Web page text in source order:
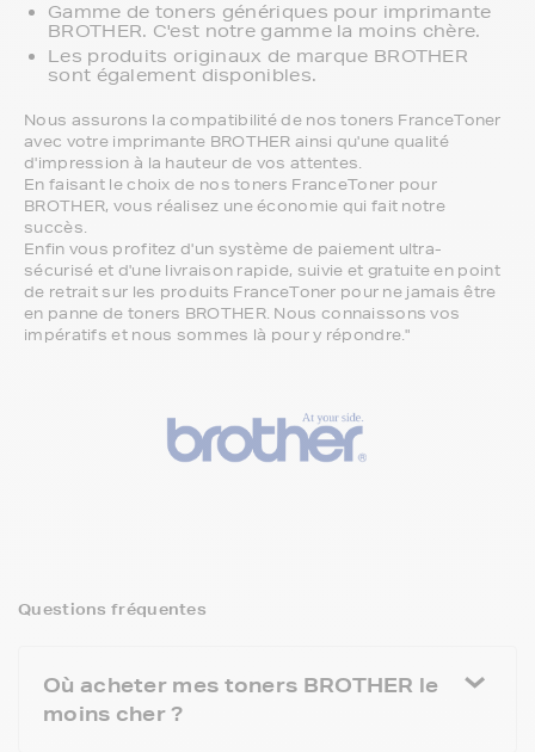
Gamme de toners génériques pour imprimante
BROTHER. C'est notre gamme la moins chère.
Les produits originaux de marque BROTHER
sont également disponibles.
Nous assurons la compatibilité de nos toners FranceToner
avec votre imprimante BROTHER ainsi qu'une qualité
d'impression à la hauteur de vos attentes.
En faisant le choix de nos toners FranceToner pour
BROTHER, vous réalisez une économie qui fait notre
succès.
Enfin vous profitez d'un système de paiement ultra-
sécurisé et d'une livraison rapide, suivie et gratuite en point
de retrait sur les produits FranceToner pour ne jamais être
en panne de toners BROTHER. Nous connaissons vos
impératifs et nous sommes là pour y répondre."
Questions fréquentes
Où acheter mes toners BROTHER le
moins cher ?